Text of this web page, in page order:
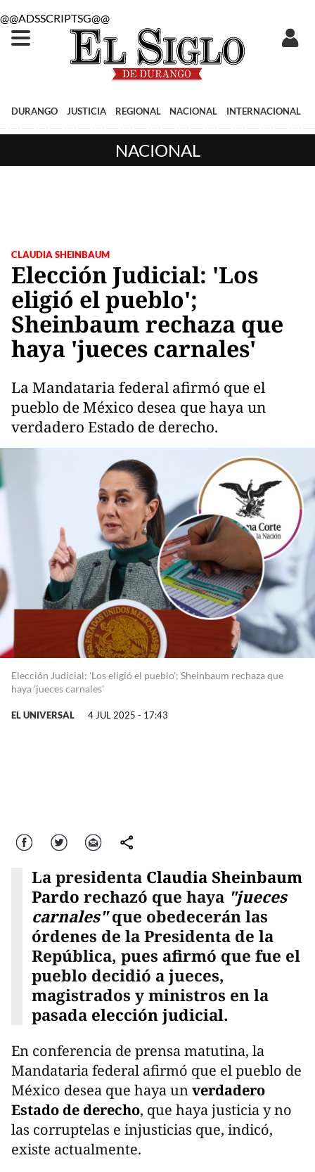
@@ADSSCRIPTSG@@
DURANGO JUSTICIA REGIONAL NACIONAL INTERNACIONAL
NACIONAL
CLAUDIA SHEINBAUM
Elección Judicial: 'Los
eligió el pueblo';
Sheinbaum rechaza que
haya 'jueces carnales'
La Mandataria federal afirmó que el
pueblo de México desea que haya un
verdadero Estado de derecho.
Elección Judicial: 'Los eligió el pueblo'; Sheinbaum rechaza que
haya 'jueces carnales'
EL UNIVERSAL 4 JUL 2025 - 17:43
Facebook Twitter Correo comparte
La presidenta Claudia Sheinbaum
Pardo rechazó que haya "jueces
carnales"que obedecerán las
órdenes de la Presidenta de la
República, pues afirmó que fue el
pueblo decidió a jueces,
magistrados y ministros en la
pasada elección judicial.
En conferencia de prensa matutina, la
Mandataria federal afirmó que el pueblo de
México desea que haya unverdadero
Estado de derecho, que haya justicia y no
las corruptelas e injusticias que, indicó,
existe actualmente.